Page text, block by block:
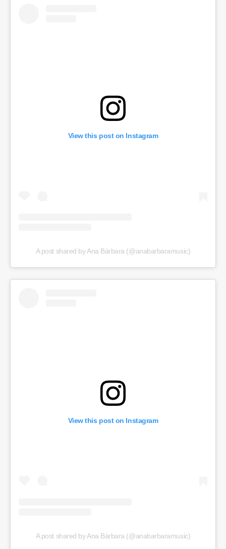
View this post on Instagram
A post shared by Ana Bárbara (@anabarbaramusic)
View this post on Instagram
A post shared by Ana Bárbara (@anabarbaramusic)